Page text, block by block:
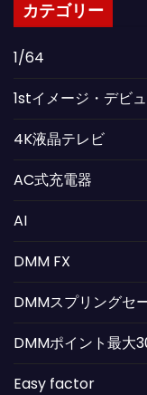
カテゴリー
1/64
1stイメージ・デビ
4K液晶テレビ
AC式充電器
AI
DMM FX
DMMスプリングセ
DMMポイント最大
Easy factor